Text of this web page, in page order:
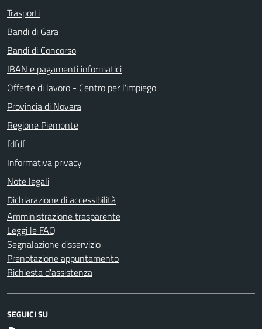
Trasporti
Bandi di Gara
Bandi di Concorso
IBAN e pagamenti informatici
Offerte di lavoro - Centro per l'impiego
Provincia di Novara
Regione Piemonte
fdfdf
Informativa privacy
Note legali
Dichiarazione di accessibilità
Amministrazione trasparente
Leggi le FAQ
Segnalazione disservizio
Prenotazione appuntamento
Richiesta d'assistenza
SEGUICI SU